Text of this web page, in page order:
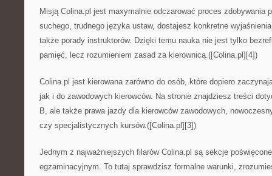
Misją Colina.pl jest maxymalnie odczarować proces zdobywania
suchego, trudnego języka ustaw, dostajesz konkretne
także porady instruktorów. Dzięki temu nauka nie jest tylko
pamięć, lecz rozumieniem zasad za kierownicą.([Colina.pl][4])
Colina.pl jest kierowana zarówno do osób, które dopiero
jak i do zawodowych kierowców. Na stronie znajdziesz treści
B, ale także prawa jazdy dla kierowców zawodowych,
czy specjalistycznych kursów.([Colina.pl][3])
Jednym z najważniejszych filarów Colina.pl są sekcje
egzaminacyjnym. To tutaj sprawdzisz formalne warunki,